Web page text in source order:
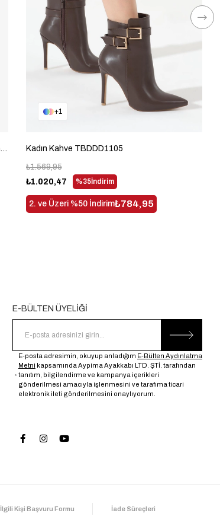
Neolit Taban Tokalı Sivri Burunlu Kadın Vizon Yüksek Topuklu Bot TBDDD1310
1
Kadın Kahve TBDDD1105
%35İndirim
₺1.020,47
₺1.569,95
2. ve Üzeri %50 İndirim₺784,95
E-BÜLTEN ÜYELİĞİ
E-posta adresimin, okuyup anladığım E-Bülten Aydınlatma
Metni kapsamında Aypima Ayakkabı LTD. ŞTİ. tarafından
tanıtım, bilgilendirme ve kampanya içerikleri
gönderilmesi amacıyla işlenmesini ve tarafıma ticari
elektronik ileti gönderilmesini onaylıyorum.
İlgili Kişi Başvuru Formu İade Süreçleri